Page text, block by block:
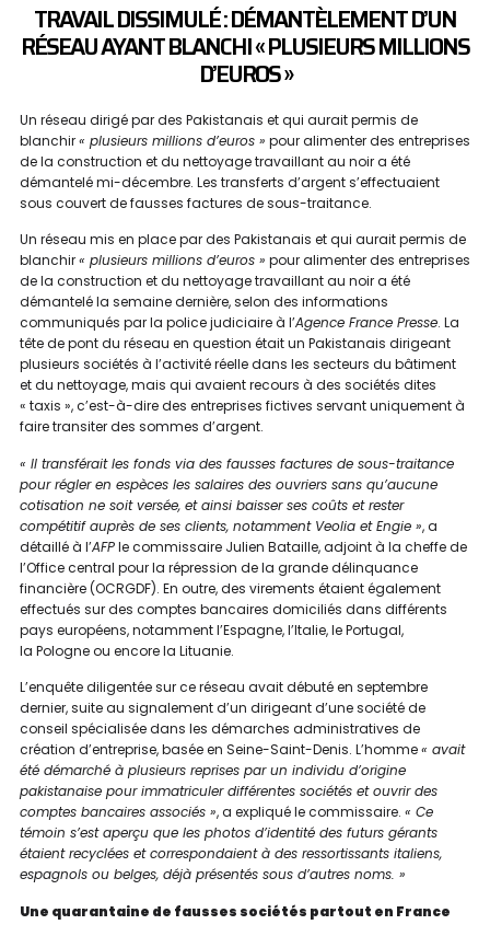
TRAVAIL DISSIMULÉ : DÉMANTÈLEMENT D’UN
RÉSEAU AYANT BLANCHI « PLUSIEURS MILLIONS
D’EUROS »
Un réseau dirigé par des Pakistanais et qui aurait permis de
blanchir« plusieurs millions d’euros » pour alimenter des entreprises
de la construction et du nettoyage travaillant au noir a été
démantelé mi-décembre. Les transferts d’argent s’effectuaient
sous couvert de fausses factures de sous-traitance.
Un réseau mis en place par des Pakistanais et qui aurait permis de
blanchir« plusieurs millions d’euros » pour alimenter des entreprises
de la construction et du nettoyage travaillant au noir a été
démantelé la semaine dernière, selon des informations
communiqués par la police judiciaire à l’Agence France Presse. La
tête de pont du réseau en question était un Pakistanais dirigeant
plusieurs sociétés à l’activité réelle dans les secteurs du bâtiment
et du nettoyage, mais qui avaient recours à des sociétés dites
« taxis », c’est-à-dire des entreprises fictives servant uniquement à
faire transiter des sommes d’argent.
« Il transférait les fonds via des fausses factures de sous-traitance
pour régler en espèces les salaires des ouvriers sans qu’aucune
cotisation ne soit versée, et ainsi baisser ses coûts et rester
compétitif auprès de ses clients, notamment Veolia et Engie », a
détaillé à l’AFPle commissaire Julien Bataille, adjoint à la cheffe de
l’Office central pour la répression de la grande délinquance
financière (OCRGDF). En outre, des virements étaient également
effectués sur des comptes bancaires domiciliés dans différents
pays européens, notamment l’Espagne, l’Italie, lePortugal,
la Pologneou encore la Lituanie.
L’enquête diligentée sur ce réseau avait débuté en septembre
dernier, suite au signalement d’un dirigeant d’une société de
conseil spécialisée dans les démarches administratives de
création d’entreprise, basée en Seine-Saint-Denis. L’homme« avait
été démarché à plusieurs reprises par un individu d’origine
pakistanaise pour immatriculer différentes sociétés et ouvrir des
comptes bancaires associés », a expliqué le commissaire. « Ce
témoin s’est aperçu que les photos d’identité des futurs gérants
étaient recyclées et correspondaient à des ressortissants italiens,
espagnols ou belges, déjà présentés sous d’autres noms. »
Une quarantaine de fausses sociétés partout en France